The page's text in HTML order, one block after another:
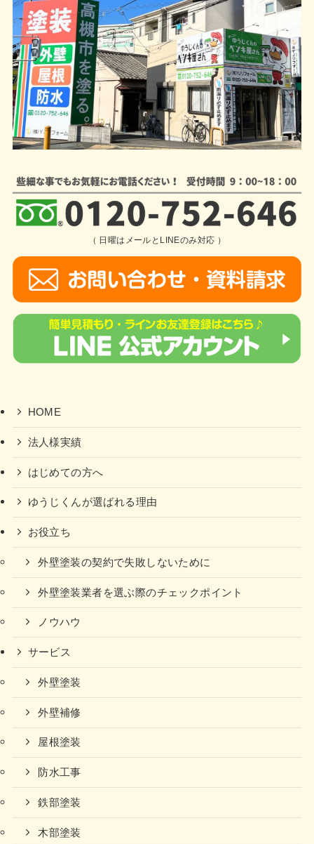
（ 日曜はメールとLINEのみ対応 ）
HOME
法人様実績
はじめての方へ
ゆうじくんが選ばれる理由
お役立ち
外壁塗装の契約で失敗しないために
外壁塗装業者を選ぶ際のチェックポイント
ノウハウ
サービス
外壁塗装
外壁補修
屋根塗装
防水工事
鉄部塗装
木部塗装